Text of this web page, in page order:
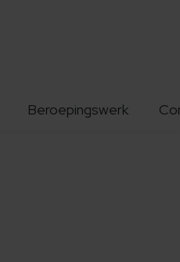
Beroepingswerk